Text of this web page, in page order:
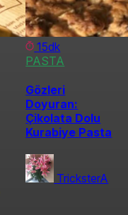
15dk
PASTA
Gözleri
Doyuran:
Çikolata Dolu
Kurabiye Pasta
TricksterA